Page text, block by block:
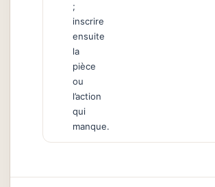
;
inscrire
ensuite
la
pièce
ou
l’action
qui
manque.